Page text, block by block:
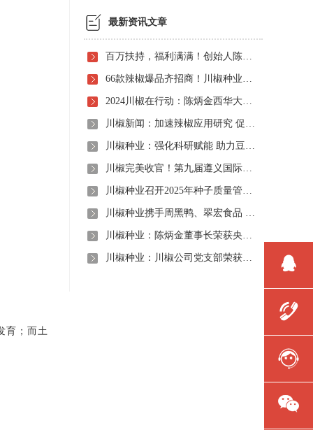
育；而土
最新资讯文章
百万扶持，福利满满！创始人陈炳金先生辣椒育种40周年暨首届线上产品观摩招商会即将启动！
66款辣椒爆品齐招商！川椒种业首届线上观摩招商会竟有如此劲爆政策，诱人福利！
2024川椒在行动：陈炳金西华大学交流之旅
川椒新闻：加速辣椒应用研究 促进辣椒产业振兴
川椒种业：强化科研赋能 助力豆瓣产业高质量发展
川椒完美收官！第九届遵义国际辣椒博览会圆满落幕——川椒种业
川椒种业召开2025年种子质量管理自查会 严把质量关筑牢种业发展根基
川椒种业携手周黑鸭、翠宏食品 共启卤味专用辣椒定制新时代
川椒种业：陈炳金董事长荣获央视评选“2020年度最美退役军人”称号
川椒种业：川椒公司党支部荣获“优秀党组织称号”